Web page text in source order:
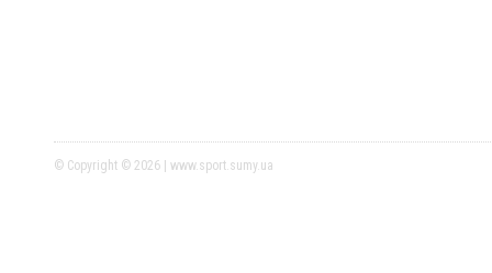
© Copyright © 2026 | www.sport.sumy.ua